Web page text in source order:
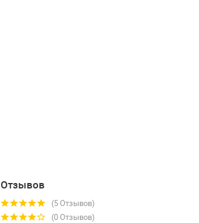
Отзывов
(5 Отзывов)
(0 Отзывов)